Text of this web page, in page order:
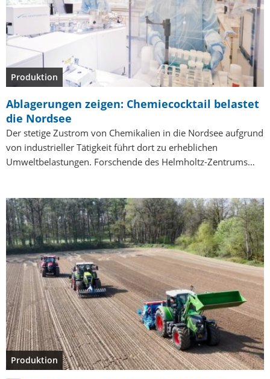
Produktion
Ablagerungen zeigen: Chemiecocktail belastet
die Nordsee
Der stetige Zustrom von Chemikalien in die Nordsee aufgrund
von industrieller Tätigkeit führt dort zu erheblichen
Umweltbelastungen. Forschende des Helmholtz-Zentrums…
Produktion